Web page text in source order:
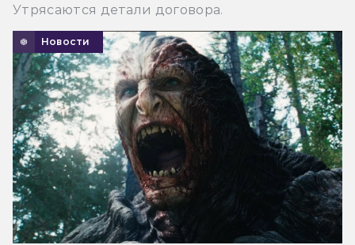
Утрясаются детали договора.
Новости